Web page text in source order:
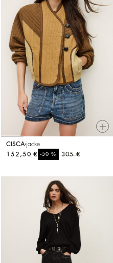
CISCA jacke
305 €
-50%
152,50 €